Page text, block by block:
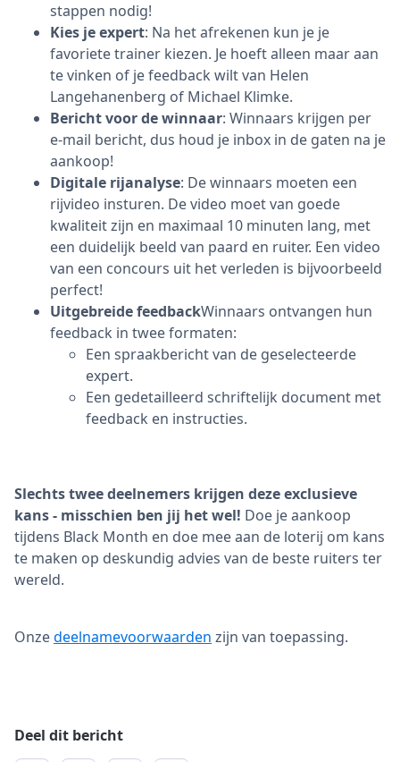
stappen nodig!
Kies je expert: Na het afrekenen kun je je
favoriete trainer kiezen. Je hoeft alleen maar aan
te vinken of je feedback wilt van Helen
Langehanenberg of Michael Klimke.
Bericht voor de winnaar: Winnaars krijgen per
e-mail bericht, dus houd je inbox in de gaten na je
aankoop!
Digitale rijanalyse: De winnaars moeten een
rijvideo insturen. De video moet van goede
kwaliteit zijn en maximaal 10 minuten lang, met
een duidelijk beeld van paard en ruiter. Een video
van een concours uit het verleden is bijvoorbeeld
perfect!
Uitgebreide feedbackWinnaars ontvangen hun
feedback in twee formaten:
Een spraakbericht van de geselecteerde
expert.
Een gedetailleerd schriftelijk document met
feedback en instructies.
Slechts twee deelnemers krijgen deze exclusieve
kans - misschien ben jij het wel! Doe je aankoop
tijdens Black Month en doe mee aan de loterij om kans
te maken op deskundig advies van de beste ruiters ter
wereld.
Onzedeelnamevoorwaarden zijn van toepassing.
Deel dit bericht